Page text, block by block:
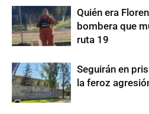
Quién era
bombera que
ruta 19
Seguirán en
la feroz